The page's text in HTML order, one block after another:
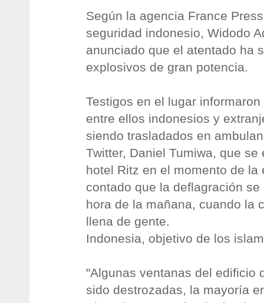
Según la agencia France
seguridad indonesio, Widodo
anunciado que el atentado ha
explosivos de gran potencia.
Testigos en el lugar
entre ellos indonesios y
siendo trasladados en
Twitter, Daniel Tumiwa, que se
hotel Ritz en el momento de la
contado que la deflagración
hora de la mañana, cuando la
llena de gente.
Indonesia, objetivo de los
"Algunas ventanas del edificio
sido destrozadas, la mayoría